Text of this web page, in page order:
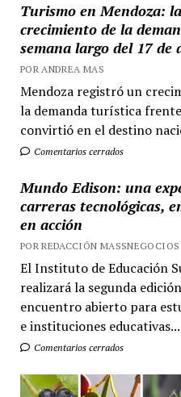
Turismo en Mendoza:
crecimiento de la
semana largo del 17 de
POR ANDREA MAS
Mendoza registró un
la demanda turística
convirtió en el destino
Comentarios cerrados
Mundo Edison: una
carreras tecnológicas,
en acción
POR REDACCIÓN MASSNEGOCIOS
El Instituto de Educación
realizará la segunda
encuentro abierto para
e instituciones educativas...
Comentarios cerrados